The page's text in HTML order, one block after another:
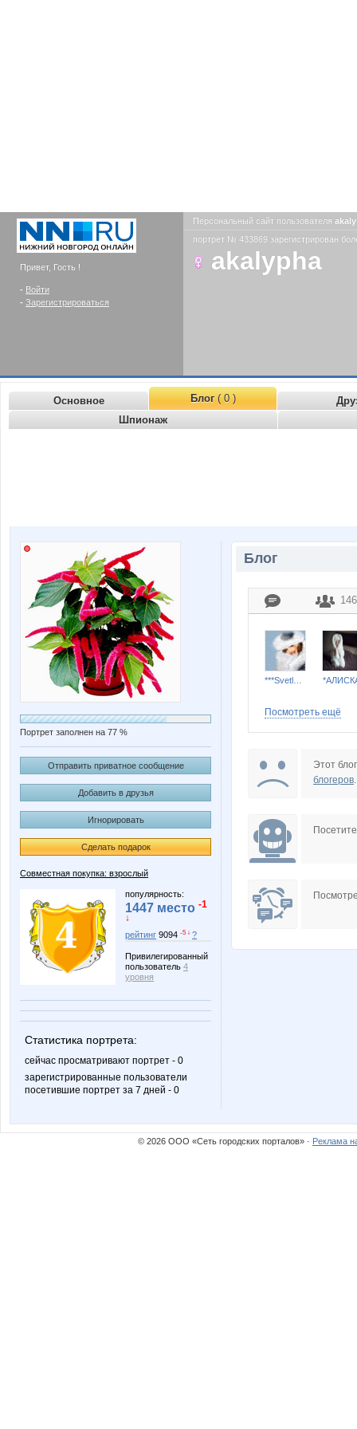
Привет, Гость !
- Войти
- Зарегистрироваться
Персональный сайт пользователя
портрет № 433869 зарегистрирован
akalypha
Основное Блог( 0 )
Шпионаж
Портрет заполнен на 77 %
Отправить приватное сообщение
Добавить в друзья
Игнорировать
Сделать подарок
Совместная покупка: взрослый
популярность:
1447 место -1
↓
рейтинг 9094 -5 ↓ ?
Привилегированный
пользователь 4
уровня
Статистика портрета:
сейчас просматривают портрет - 0
зарегистрированные пользователи
посетившие портрет за 7 дней - 0
Блог
146
Esha24
KissNet
Посмотреть ещё
Этот
блогеров.
© 2026 ООО «Сеть городских порталов» · Реклама